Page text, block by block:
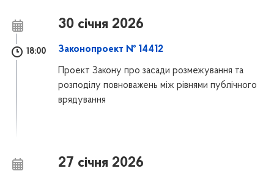
30 січня 2026
18:00 Законопроект № 14412
Проект Закону про засади розмежування та
розподілу повноважень між рівнями публічного
врядування
27 січня 2026